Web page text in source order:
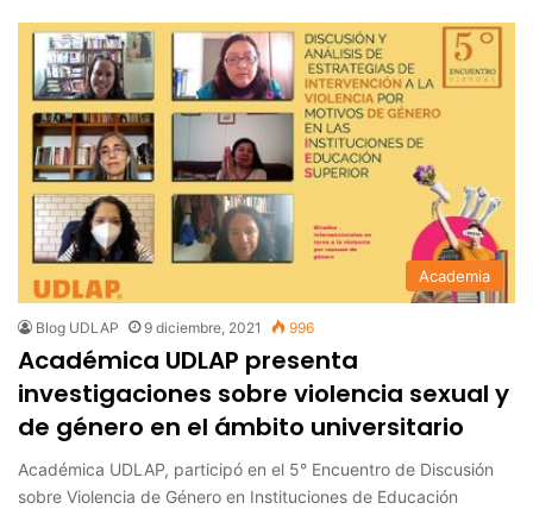
Academia
Blog UDLAP 9 diciembre, 2021 996
Académica UDLAP presenta
investigaciones sobre violencia sexual y
de género en el ámbito universitario
Académica UDLAP, participó en el 5° Encuentro de Discusión
sobre Violencia de Género en Instituciones de Educación